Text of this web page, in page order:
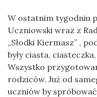
W ostatnim tygodniu
Uczniowski wraz z
„Słodki Kiermasz” ,
były ciasta,
Wszystko
rodziców. Już od
uczniów by